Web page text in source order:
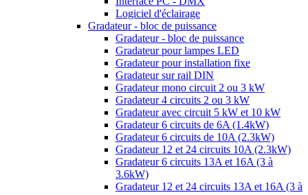
Logiciel d'éclairage
Gradateur - bloc de puissance
Gradateur - bloc de puissance
Gradateur pour lampes LED
Gradateur pour installation fixe
Gradateur sur rail DIN
Gradateur mono circuit 2 ou 3 kW
Gradateur 4 circuits 2 ou 3 kW
Gradateur avec circuit 5 kW et 10 kW
Gradateur 6 circuits de 6A (1.4kW)
Gradateur 6 circuits de 10A (2.3kW)
Gradateur 12 et 24 circuits 10A (2.3kW)
Gradateur 6 circuits 13A et 16A (3 à
3.6kW)
Gradateur 12 et 24 circuits 13A et 16A (3 à